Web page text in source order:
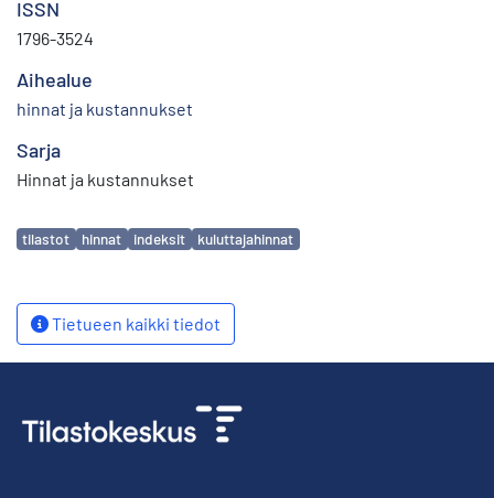
ISSN
1796-3524
Aihealue
hinnat ja kustannukset
Sarja
Hinnat ja kustannukset
Avainsanat
tilastot hinnat indeksit kuluttajahinnat
Tietueen kaikki tiedot